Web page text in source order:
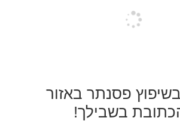
פסנתר באזור
בשבילך!